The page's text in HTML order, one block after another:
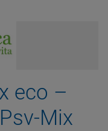
eco –
Mix